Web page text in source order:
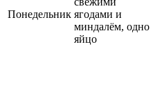
Понедельник ягодами и
миндалём, одно
яйцо